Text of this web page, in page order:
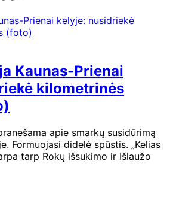
Kaunas-Prienai
kilometrinės
apie smarkų susidūrimą
Formuojasi didelė spūstis. „Kelias
tarp Rokų išsukimo ir Išlaužo